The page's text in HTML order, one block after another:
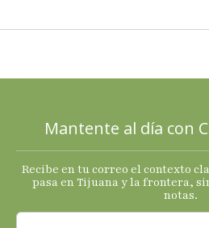
2025 con
termómetro
s
económicos.
Mantente al día con
Recibe en tu correo el contexto
pasa en Tijuana y la frontera,
notas.